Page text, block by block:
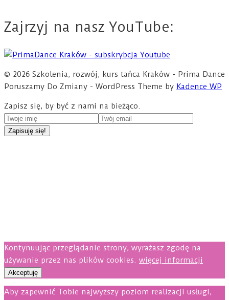
Zajrzyj na nasz YouTube:
© 2026 Szkolenia, rozwój, kurs tańca Kraków - Prima Dance
Poruszamy Do Zmiany - WordPress Theme by Kadence WP
Zapisz się, by być z nami na bieżąco.
Kontynuując przeglądanie strony, wyrażasz zgodę na
używanie przez nas plików cookies. więcej informacji
Akceptuję
Aby zapewnić Tobie najwyższy poziom realizacji usługi,